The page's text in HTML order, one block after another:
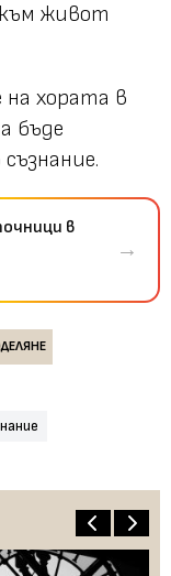
живот
хората в
бъде
в
→